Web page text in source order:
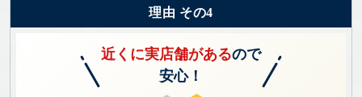
理由 その4
近くに実店舗があるので
安心！